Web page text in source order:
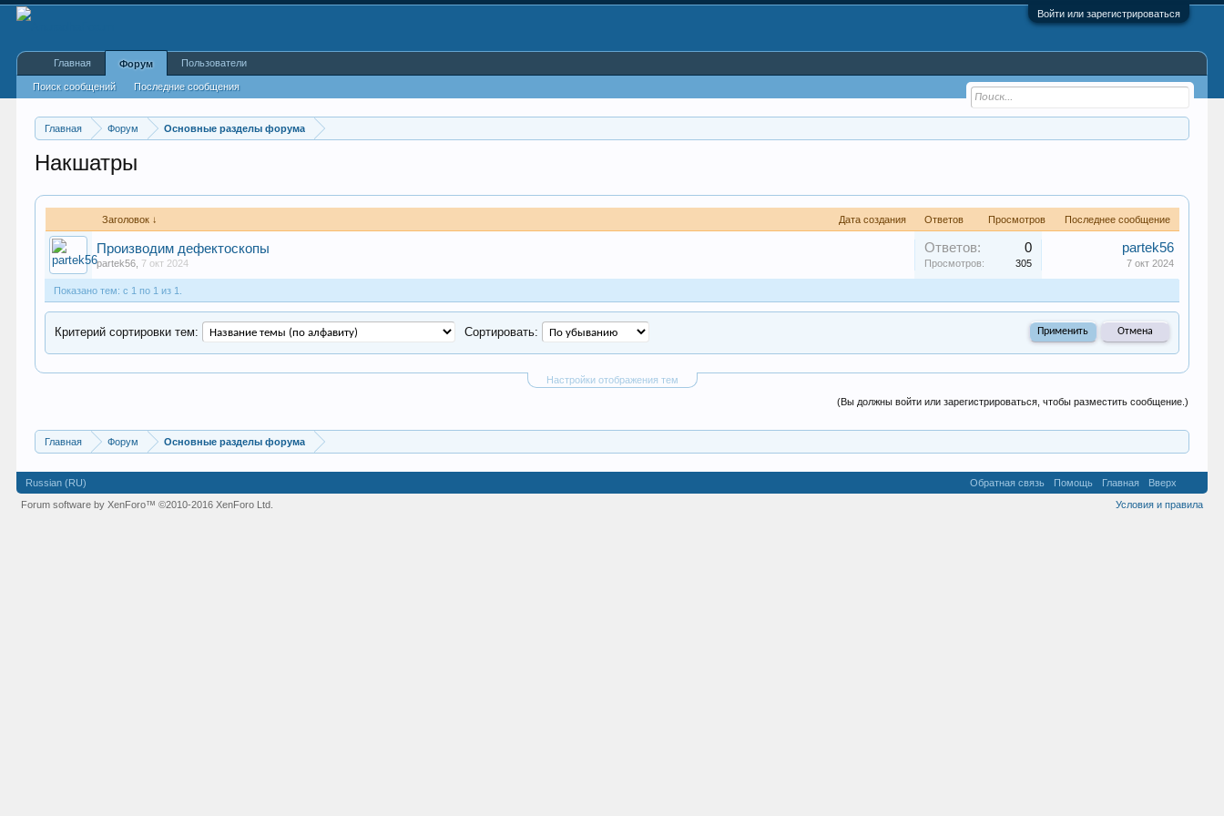
Войти или зарегистрироваться
Главная Форум Основные разделы форума
Накшатры
Заголовок ↓ Дата создания Ответов Просмотров Последнее сообщение
Производим дефектоскопы
partek56 7 окт 2024
Ответов: 0
Просмотров: 305
partek56
7 окт 2024
Показано тем: с 1 по 1 из 1.
Настройки отображения тем
Критерий сортировки тем: Сортировать:
(Вы должны войти или зарегистрироваться, чтобы разместить сообщение.)
Главная Форум Основные разделы форума
Главная Форум
Поиск сообщений Последние сообщения
Пользователи
Russian (RU) Обратная связь Помощь Главная
Вверх
Условия и правила
Forum software by XenForo™©2010-2016 XenForo Ltd.